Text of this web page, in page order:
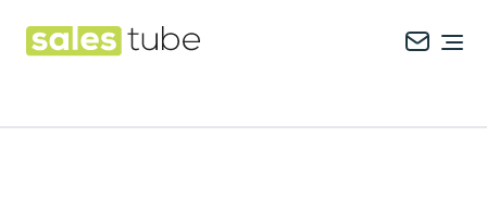
Salestube